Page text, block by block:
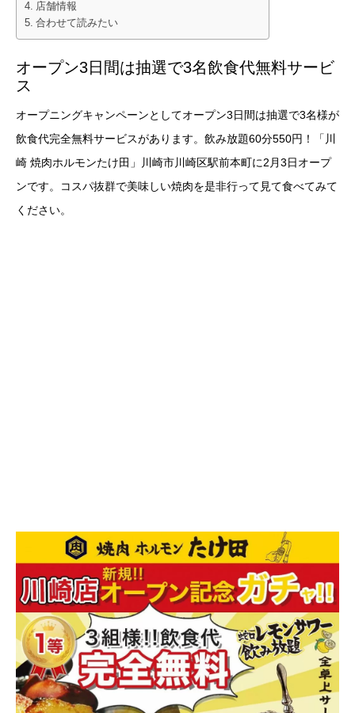
店舗情報
合わせて読みたい
オープン3日間は抽選で3名飲食代無料サービ
ス
オープニングキャンペーンとしてオープン3日間は抽選で3名様が
飲食代完全無料サービスがあります。飲み放題60分550円！「川
崎 焼肉ホルモンたけ田」川崎市川崎区駅前本町に2月3日オープ
ンです。コスパ抜群で美味しい焼肉を是非行って見て食べてみて
ください。